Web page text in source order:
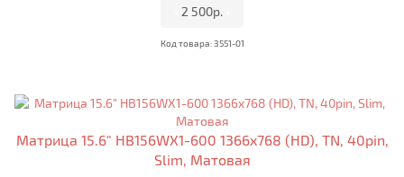
2 500р.
Код товара: 3551-01
Матрица 15.6" HB156WX1-600 1366x768 (HD), TN, 40pin,
Slim, Матовая